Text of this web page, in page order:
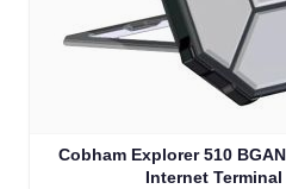
Cobham Explorer 510
Internet